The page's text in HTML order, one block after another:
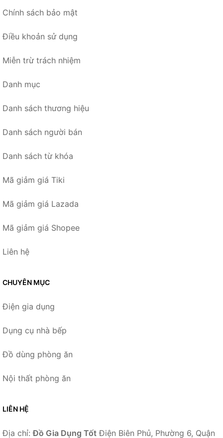
Chính sách bảo mật
Điều khoản sử dụng
Miễn trừ trách nhiệm
Danh mục
Danh sách thương hiệu
Danh sách người bán
Danh sách từ khóa
Mã giảm giá Tiki
Mã giảm giá Lazada
Mã giảm giá Shopee
Liên hệ
CHUYÊN MỤC
Điện gia dụng
Dụng cụ nhà bếp
Đồ dùng phòng ăn
Nội thất phòng ăn
LIÊN HỆ
Địa chỉ:Đồ Gia Dụng Tốt Điện Biên Phủ, Phường 6, Quận